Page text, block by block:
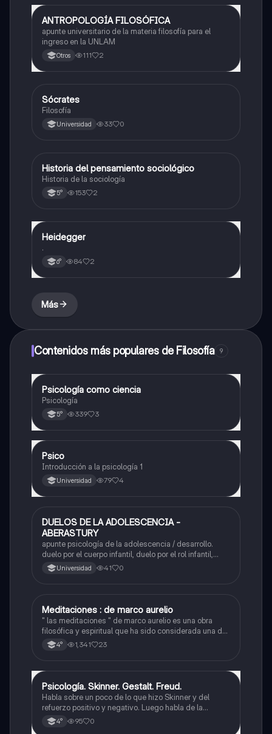
Filosofía
ANTROPOLOGÍA FILOSÓFICA
apunte universitario de la materia filosofía para el
ingreso en la UNLAM
Otros 111 2
Filosofía
Sócrates
Filosofía
Universidad 33 0
Filosofía
Historia del pensamiento sociológico
Historia de la sociología
5° 153 2
Filosofía
Heidegger
.
6° 84 2
Más
Contenidos más populares de Filosofía 9
Filosofía
Psicología como ciencia
Psicología
5° 339 3
Biología
Psico
Introducción a la psicología 1
Universidad 79 4
Filosofía
DUELOS DE LA ADOLESCENCIA -
ABERASTURY
apunte psicología de la adolescencia / desarrollo.
duelo por el cuerpo infantil, duelo por el rol infantil,
duelo por los padres de la infancia, impacto en el
psiquismo. teoría de arminda aberastury
Universidad 41 0
Filosofía
Meditaciones : de marco aurelio
" las meditaciones " de marco aurelio es una obra
filosófica y espiritual que ha sido considerada una de
las mas importantes y influyentes de la historia.
4° 1,341 23
Filosofía
Psicología. Skinner. Gestalt. Freud.
Habla sobre un poco de lo que hizo Skinner y del
refuerzo positivo y negativo. Luego habla de la
Gestald. Y por último habla un poco de la vida de
Freud y las cosas que propuso.
4° 95 0